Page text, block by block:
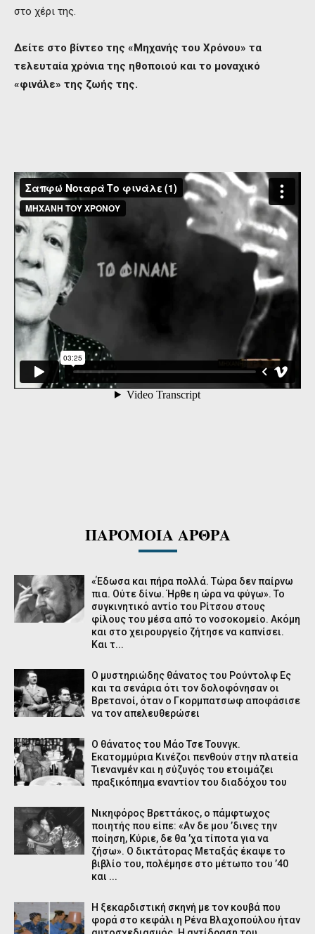
στο χέρι της.
Δείτε στο βίντεο της «Μηχανής του Χρόνου» τα
τελευταία χρόνια της ηθοποιού και το μοναχικό
«φινάλε» της ζωής της.
ΠΑΡΟΜΟΙΑ ΑΡΘΡΑ
«Έδωσα και πήρα πολλά. Τώρα δεν παίρνω
πια. Ούτε δίνω. Ήρθε η ώρα να φύγω». Το
συγκινητικό αντίο του Ρίτσου στους
φίλους του μέσα από το νοσοκομείο. Ακόμη
και στο χειρουργείο ζήτησε να καπνίσει.
Και τ...
Ο μυστηριώδης θάνατος του Ρούντολφ Ες
και τα σενάρια ότι τον δολοφόνησαν οι
Bρετανοί, όταν ο Γκορμπατσωφ αποφάσισε
να τον απελευθερώσει
Ο θάνατος του Μάο Τσε Τουνγκ.
Εκατομμύρια Κινέζοι πενθούν στην πλατεία
Τιενανμέν και η σύζυγός του ετοιμάζει
πραξικόπημα εναντίον του διαδόχου του
Νικηφόρος Βρεττάκος, ο πάμφτωχος
ποιητής που είπε: «Αν δε μου ’δινες την
ποίηση, Κύριε, δε θα ’χα τίποτα για να
ζήσω». Ο δικτάτορας Μεταξάς έκαψε το
βιβλίο του, πολέμησε στο μέτωπο του ’40
και ...
Η ξεκαρδιστική σκηνή με τον κουβά που
φορά στο κεφάλι η Ρένα Βλαχοπούλου ήταν